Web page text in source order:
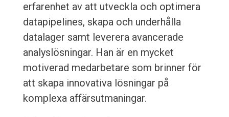
erfarenhet av att utveckla och optimera
datapipelines, skapa och underhålla
datalager samt leverera avancerade
analyslösningar. Han är en mycket
motiverad medarbetare som brinner för
att skapa innovativa lösningar på
komplexa affärsutmaningar.